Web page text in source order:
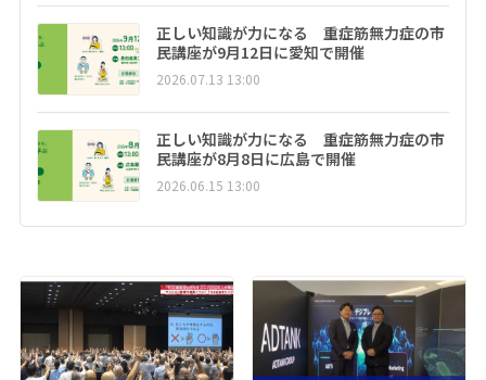
正しい知識が力になる 重症筋無力症の市
民講座が9月12日に愛知で開催
2026.07.13 13:00
正しい知識が力になる 重症筋無力症の市
民講座が8月8日に広島で開催
2026.06.15 13:00